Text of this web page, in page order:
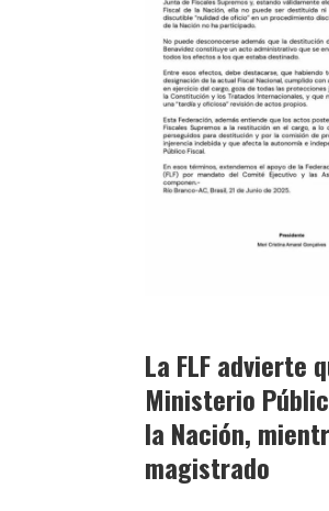
La FLF advierte
Ministerio
la Nación,
magistrado